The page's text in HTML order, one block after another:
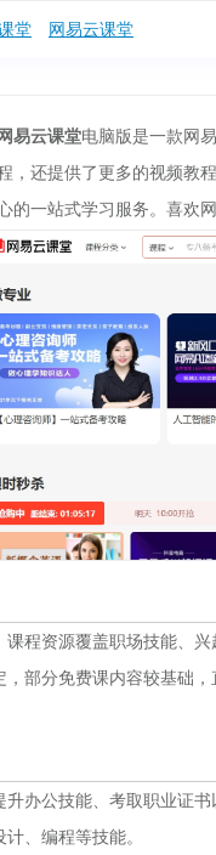
堂 网易云课堂
网易云课堂电脑版是一款网
，还提供了更多的视频教
的一站式学习服务。喜欢
课程资源覆盖职场技能、
，部分免费课内容较基础
升办公技能、考取职业证
、编程等技能。